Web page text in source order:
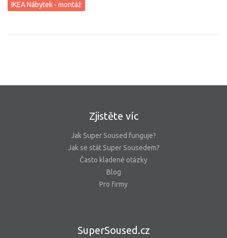
IKEA Nábytek - montáž
Zjistěte víc
Jak Super Soused funguje?
Jak se stát Super Sousedem?
Často kladené otázky
Blog
Pro firmy
SuperSoused.cz